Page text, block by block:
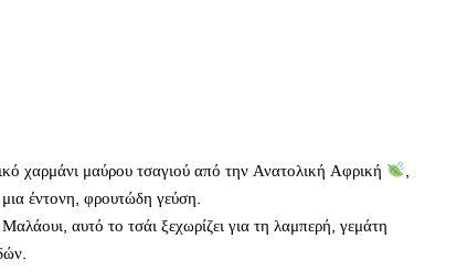
χαρμάνι μαύρου τσαγιού από την Ανατολική Αφρική
,
έντονη, φρουτώδη γεύση.
αυτό το τσάι ξεχωρίζει για τη λαμπερή, γεμάτη